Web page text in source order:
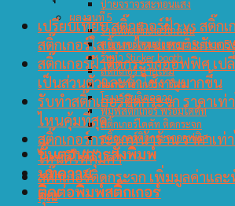
ป้ายจราจรสะท้อนแสง
ผลงานที่ 5
ร้านตัดสติ๊กเกอร์ใกล้ฉัน
สติ๊กเกอร์ตกแต่งสถานี Station EV
รับทำ Sticker booth
สติ๊กเกอร์ สายไหม
พิมพ์สติ๊กเกอร์การ์ตูน
โรงงานผลิตฉลาก
พิมพ์สติกเกอร์ พร้อมไดคัท
สติ๊กเกอร์ไดคัท ติดกระจก
สติ๊กเกอร์ติดกระจกออฟฟิศ
ขั้นตอนการสั่งพิมพ์
บทความ
ติดต่อพิมพ์สติ๊กเกอร์
เปรียบเทียบ สติ๊กเกอร์ฝ้า vs สติ๊ก
สติ๊กเกอร์ใส แบบไหนเหมาะกับก
สติ๊กเกอร์ฝ้าติดกระจกออฟฟิศ เป
เป็นส่วนตัวและน่าใช้งานมากขึ้น
รับทำสติ๊กเกอร์ติดกระจก ราคาเท่
ไหนคุ้มที่สุด
สติ๊กเกอร์กระจกหน้าร้าน ราคาเท่
ไหนดีให้คุ้มค่า
สติ๊กเกอร์ติดกระจก เพิ่มมูลค่าแ
คุณ